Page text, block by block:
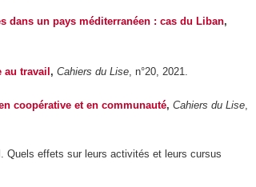
dans un pays méditerranéen : cas du Liban,
au travail, Cahiers du Lise , n°20, 2021.
coopérative et en communauté,Cahiers du Lise
Quels effets sur leurs activités et leurs cursus